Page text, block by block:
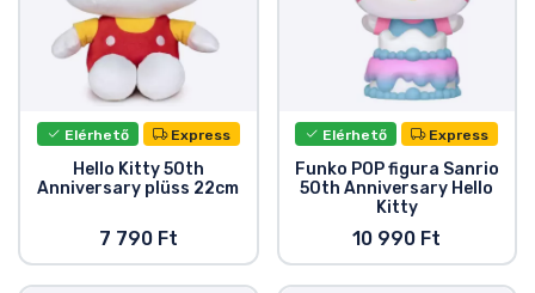
Elérhető Express
Hello Kitty 50th
Anniversary plüss 22cm
7 790 Ft
Elérhető Express
Funko POP figura Sanrio
50th Anniversary Hello
Kitty
10 990 Ft